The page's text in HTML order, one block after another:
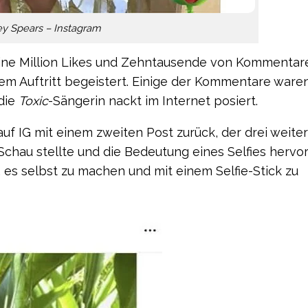
Spears – Instagram
Million Likes und Zehntausende von
Auftritt begeistert. Einige der Kommentare
Toxic-Sängerin nackt im Internet posiert.
IG mit einem zweiten Post zurück, der drei
stellte und die Bedeutung eines Selfies
selbst zu machen und mit einem Selfie-Stick zu